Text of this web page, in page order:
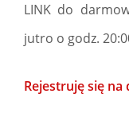
LINK do
jutro o godz.
Rejestruję się